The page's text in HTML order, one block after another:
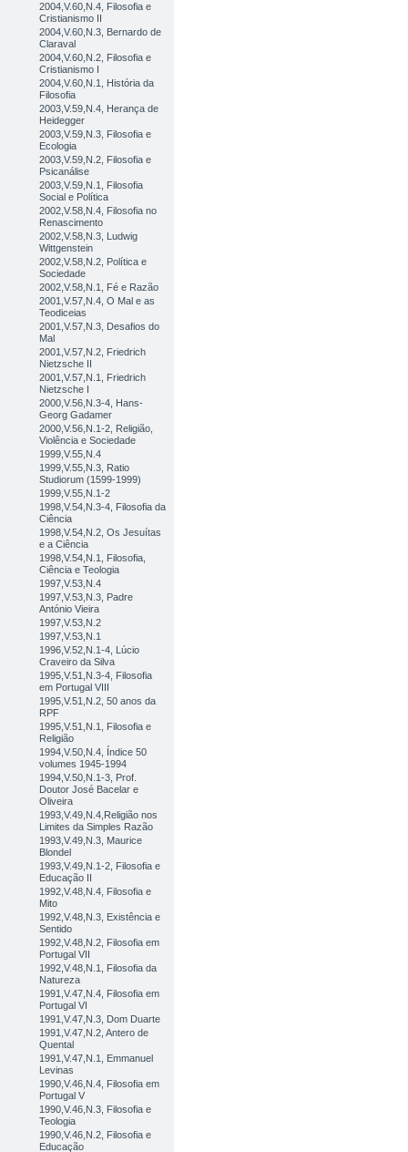
2004,V.60,N.4, Filosofia e
Cristianismo II
2004,V.60,N.3, Bernardo de
Claraval
2004,V.60,N.2, Filosofia e
Cristianismo I
2004,V.60,N.1, História da
Filosofia
2003,V.59,N.4, Herança de
Heidegger
2003,V.59,N.3, Filosofia e
Ecologia
2003,V.59,N.2, Filosofia e
Psicanálise
2003,V.59,N.1, Filosofia
Social e Política
2002,V.58,N.4, Filosofia no
Renascimento
2002,V.58,N.3, Ludwig
Wittgenstein
2002,V.58,N.2, Política e
Sociedade
2002,V.58,N.1, Fé e Razão
2001,V.57,N.4, O Mal e as
Teodiceias
2001,V.57,N.3, Desafios do
Mal
2001,V.57,N.2, Friedrich
Nietzsche II
2001,V.57,N.1, Friedrich
Nietzsche I
2000,V.56,N.3-4, Hans-
Georg Gadamer
2000,V.56,N.1-2, Religião,
Violência e Sociedade
1999,V.55,N.4
1999,V.55,N.3, Ratio
Studiorum (1599-1999)
1999,V.55,N.1-2
1998,V.54,N.3-4, Filosofia da
Ciência
1998,V.54,N.2, Os Jesuítas
e a Ciência
1998,V.54,N.1, Filosofia,
Ciência e Teologia
1997,V.53,N.4
1997,V.53,N.3, Padre
António Vieira
1997,V.53,N.2
1997,V.53,N.1
1996,V.52,N.1-4, Lúcio
Craveiro da Silva
1995,V.51,N.3-4, Filosofia
em Portugal VIII
1995,V.51,N.2, 50 anos da
RPF
1995,V.51,N.1, Filosofia e
Religião
1994,V.50,N.4, Índice 50
volumes 1945-1994
1994,V.50,N.1-3, Prof.
Doutor José Bacelar e
Oliveira
1993,V.49,N.4,Religião nos
Limites da Simples Razão
1993,V.49,N.3, Maurice
Blondel
1993,V.49,N.1-2, Filosofia e
Educação II
1992,V.48,N.4, Filosofia e
Mito
1992,V.48,N.3, Existência e
Sentido
1992,V.48,N.2, Filosofia em
Portugal VII
1992,V.48,N.1, Filosofia da
Natureza
1991,V.47,N.4, Filosofia em
Portugal VI
1991,V.47,N.3, Dom Duarte
1991,V.47,N.2, Antero de
Quental
1991,V.47,N.1, Emmanuel
Levinas
1990,V.46,N.4, Filosofia em
Portugal V
1990,V.46,N.3, Filosofia e
Teologia
1990,V.46,N.2, Filosofia e
Educação